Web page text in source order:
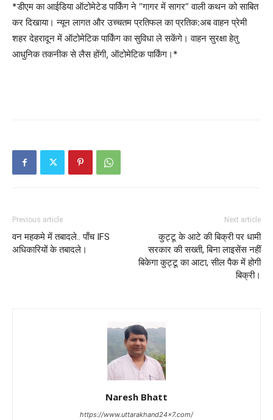
*डीएम का आईडिया ऑटोमेटेड पार्किंग ने “गागर में सागर” वाली कथन को साबित
कर दिखाया। न्यून लागत और उच्चतम प्रतिफल का प्रतिक:अब वाहन प्रेमी
शहर देहरादून में ऑटोमेटिक पार्किंग का सुविधा ले सकेंगे। वाहन सुरक्षा हेतु
आधुनिक तकनीक से लैस होंगी, ऑटोमेटिक पार्किंग।*
Previous article
वन महकमे में तबादले.. पाँच IFS
अधिकारियों के तबादले।
Next article
कुट्टू के आटे की बिक्री पर धामी
सरकार की सख्ती, बिना लाइसेंस नहीं
बिकेगा कुट्टू का आटा, सील पैक में होगी
बिक्री।
Naresh Bhatt
https://www.uttarakhand24x7.com/